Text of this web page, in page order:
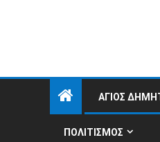
ΑΓΙΟΣ
ΠΟΛΙΤΙΣΜΟΣ